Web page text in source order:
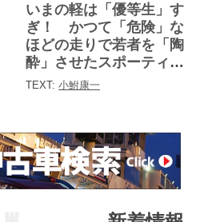
いまの軽は「優等生」す
ぎ！ かつて「危険」な
ほどの走りで若者を「陶
酔」させたスポーティ軽
自動車４台
TEXT: 小鮒康一